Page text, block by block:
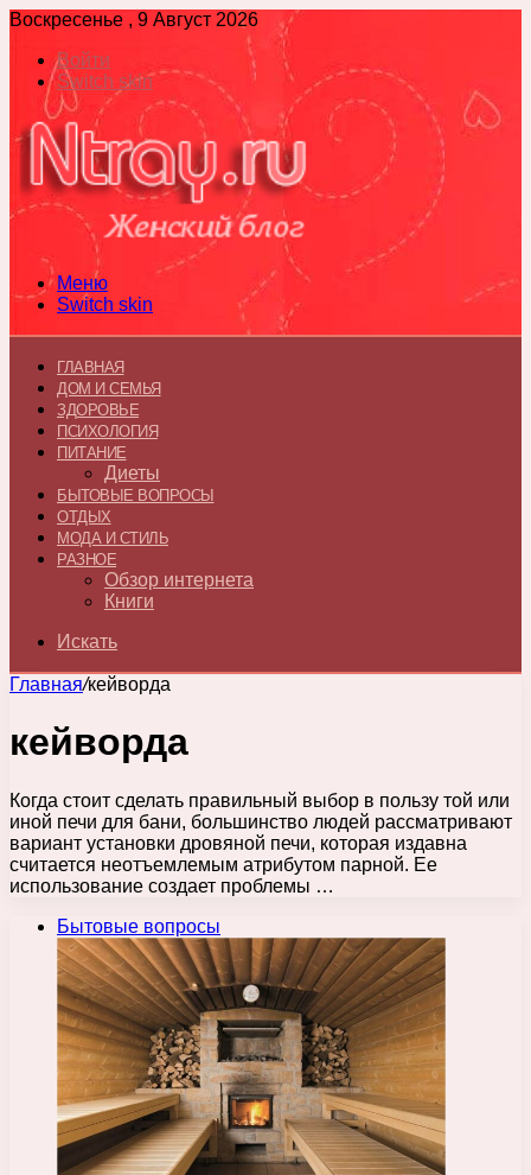
Воскресенье , 9 Август 2026
Войти
Switch skin
Меню
Switch skin
ГЛАВНАЯ
ДОМ И СЕМЬЯ
ЗДОРОВЬЕ
ПСИХОЛОГИЯ
ПИТАНИЕ
Диеты
БЫТОВЫЕ ВОПРОСЫ
ОТДЫХ
МОДА И СТИЛЬ
РАЗНОЕ
Обзор интернета
Книги
Искать
Главная/кейворда
кейворда
Когда стоит сделать правильный выбор в пользу той или
иной печи для бани, большинство людей рассматривают
вариант установки дровяной печи, которая издавна
считается неотъемлемым атрибутом парной. Ее
использование создает проблемы …
Бытовые вопросы